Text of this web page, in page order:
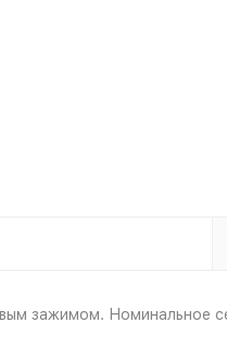
зажимом. Номинальное